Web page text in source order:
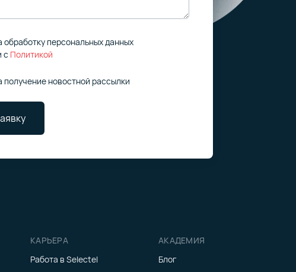
обработку персональных данных
с Политикой
получение новостной рассылки
КАРЬЕРА
Работа в Selectel
АКАДЕМИЯ
Блог